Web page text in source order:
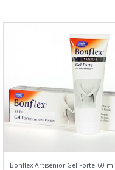
Bonflex Artisenior Gel Forte 60 ml